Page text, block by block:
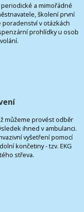
a mimořádné
školení první
v otázkách
prohlídky u osob
můžeme provést odběr
ihned v ambulanci.
vyšetření pomocí
končetiny - tzv. EKG
střeva.